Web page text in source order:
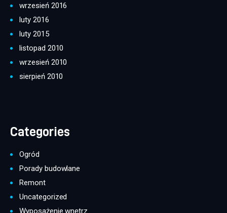
wrzesień 2016
luty 2016
luty 2015
listopad 2010
wrzesień 2010
sierpień 2010
Categories
Ogród
Porady budowlane
Remont
Uncategorized
Wyposażenie wnętrz